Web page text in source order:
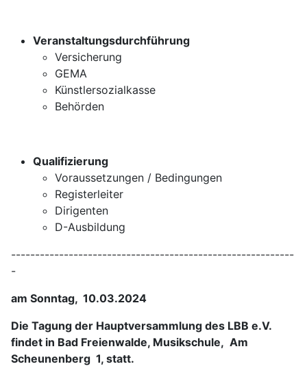
Veranstaltungsdurchführung
Versicherung
GEMA
Künstlersozialkasse
Behörden
Qualifizierung
Voraussetzungen / Bedingungen
Registerleiter
Dirigenten
D-Ausbildung
-----------------------------------------------------------
-
am Sonntag, 10.03.2024
Die Tagung der Hauptversammlung des LBB e.V.
findet in Bad Freienwalde, Musikschule, Am
Scheunenberg 1, statt.